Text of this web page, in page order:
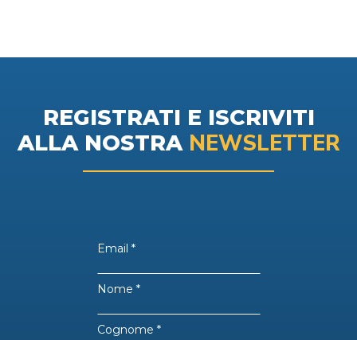
REGISTRATI E ISCRIVITI
ALLA NOSTRA NEWSLETTER